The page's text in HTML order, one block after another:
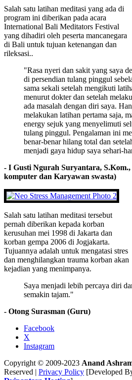
Salah satu latihan meditasi yang ada di
program ini diberikan pada acara
International Bali Meditators Festival
yang dihadiri oleh peserta mancanegara
di Bali untuk tujuan ketenangan dan
rileksasi..
"Rasa nyeri dan sakit yang saya
di persendian tulang pinggul
sama sekali setelah mengikuti
menurut dokter dan setelah
ada masalah dengan diri saya.
melakukan latihan pertama saja,
energy sejuk yang menyelimuti
tulang pinggul. Pengalaman ini
benar-benar hilang total dan
menjadi gaya hidup saya sehari-
- I Gusti Ngurah Suryantara,
komputer dan Karyawan swasta)
Salah satu latihan meditasi tersebut
pernah diberikan kepada korban
kerusuhan mei 1998 di Jakarta dan
korban gempa 2006 di Jogjakarta.
Tujuannya adalah untuk mengatasi stres
dan menghilangkan trauma korban akan
kejadian yang menimpanya.
Saya menjadi lebih percaya diri
semakin tajam."
- Otong Surasman (Guru)
Facebook
X
Instagram
Copyright © 2009-2023 Anand
Reserved | Privacy Policy [Developed